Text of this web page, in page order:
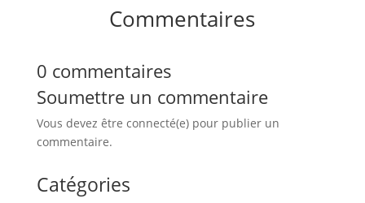
Commentaires
0 commentaires
Soumettre un commentaire
Vous devez être connecté(e) pour publier un
commentaire.
Catégories